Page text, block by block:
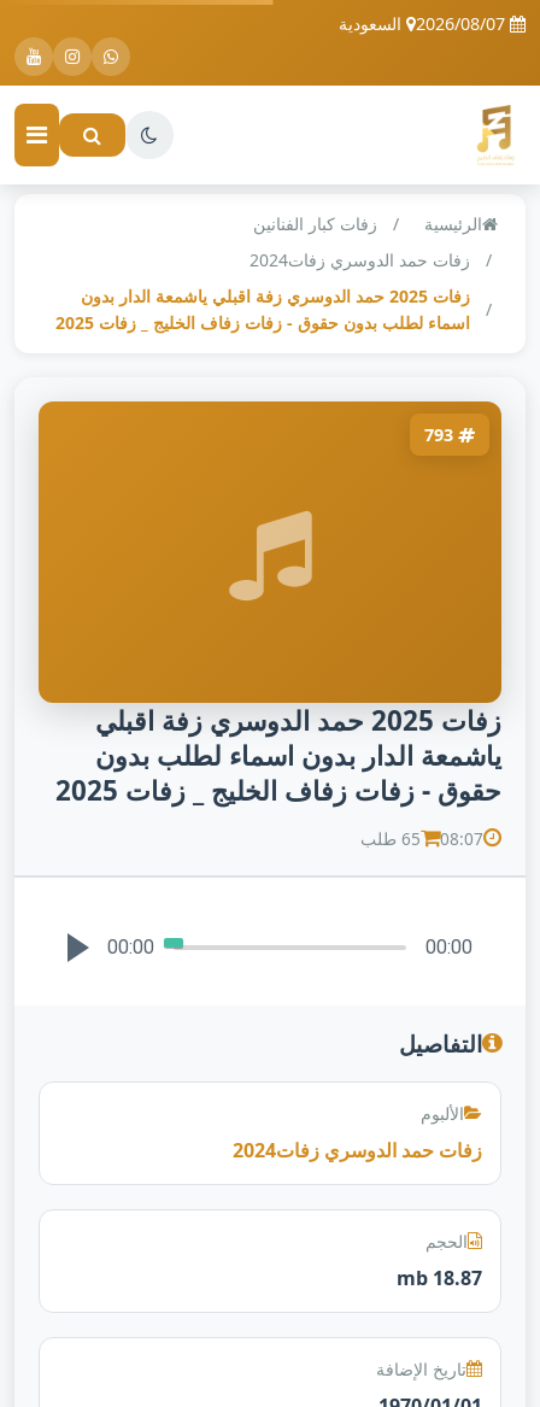
السعودية
الرئيسية
زفات كبار الفنانين
زفات حمد الدوسري زفات2024
زفات 2025 حمد الدوسري زفة اقبلي ياشمعة الدار بدون
اسماء لطلب بدون حقوق - زفات زفاف الخليج _ زفات 2025
زفات 2025 حمد الدوسري زفة اقبلي
ياشمعة الدار بدون اسماء لطلب بدون
حقوق - زفات زفاف الخليج _ زفات 2025
08:07 65 طلب
00:00 00:00
التفاصيل
الألبوم
زفات حمد الدوسري زفات2024
الحجم
18.87 mb
تاريخ الإضافة